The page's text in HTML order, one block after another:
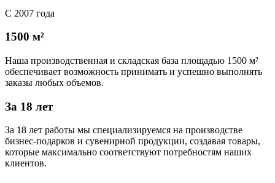
С 2007 года
1500 м²
Наша производственная и складская база площадью 1500 м²
обеспечивает возможность принимать и успешно выполнять
заказы любых объемов.
За 18 лет
За 18 лет работы мы специализируемся на производстве
бизнес-подарков и сувенирной продукции, создавая товары,
которые максимально соответствуют потребностям наших
клиентов.